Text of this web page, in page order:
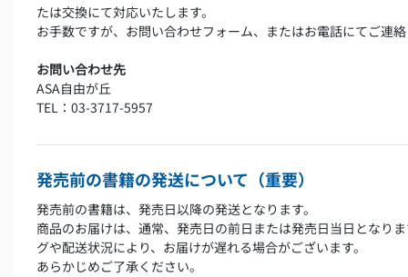
たは交換にて対応いたします。
お手数ですが、お問い合わせフォーム、またはお電話にてご連
お問い合わせ先
ASA自由が丘
TEL：03-3717-5957
発売前の書籍の発送について（重要）
発売前の書籍は、発売日以降の発送となります。
商品のお届けは、通常、発売日の前日または発売日当日となり
グや配送状況により、お届けが遅れる場合がございます。
あらかじめご了承ください。